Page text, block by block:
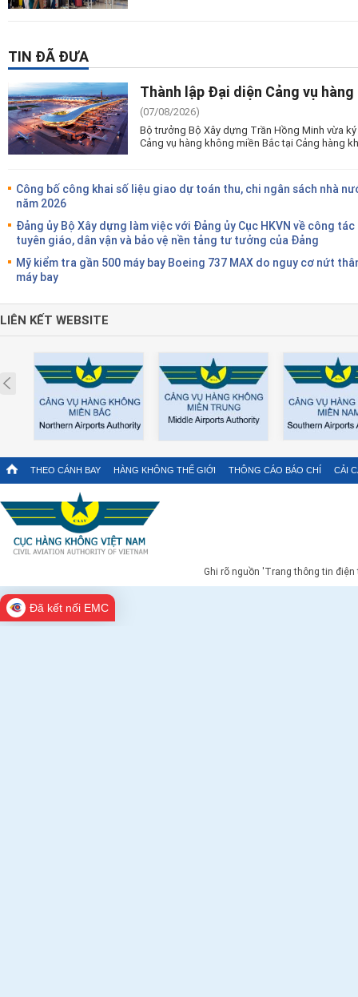
TIN ĐÃ ĐƯA
Thành lập Đại diện Cảng vụ
(07/08/2026)
Bộ trưởng Bộ Xây dựng Trần Hồng Minh vừa
Cảng vụ hàng không miền Bắc tại Cảng hàng
Công bố công khai số liệu giao dự toán thu, chi ngân sách nhà
năm 2026
Đảng ủy Bộ Xây dựng làm việc với Đảng ủy Cục HKVN về công tác
tuyên giáo, dân vận và bảo vệ nền tảng tư tưởng của Đảng
Mỹ kiểm tra gần 500 máy bay Boeing 737 MAX do nguy cơ nứt
máy bay
LIÊN KẾT WEBSITE
Prev
THEO CÁNH BAY HÀNG KHÔNG THẾ GIỚI THÔNG CÁO BÁO CHÍ CẢI
Ghi rõ nguồn 'Trang thông tin
Đã kết nối EMC